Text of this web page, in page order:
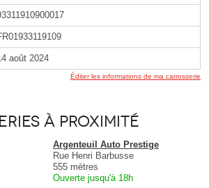
août 2024
Éditer les informations de ma carrosserie
à proximité
Argenteuil Auto Prestige
Rue Henri Barbusse
555 mètres
Ouverte jusqu'à 18h